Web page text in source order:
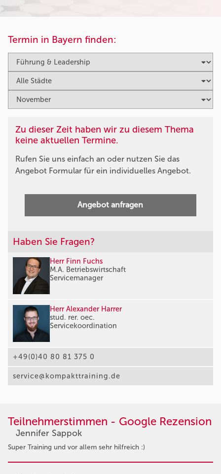
Termin in Bayern finden:
Zu dieser Zeit haben wir zu diesem Thema
keine aktuellen Termine.
Rufen Sie uns einfach an oder nutzen Sie das
Angebot Formular für ein individuelles Angebot.
Angebot anfragen
Haben Sie Fragen?
Herr Finn Fuchs
M.A. Betriebswirtschaft
Servicemanager
Herr Alexander Harrer
stud. rer. oec.
Servicekoordination
+49(0)40 80 81 375 0
service@kompakttraining.de
Teilnehmerstimmen - Google Rezension
Jennifer Sappok
Super Training und vor allem sehr hilfreich :)